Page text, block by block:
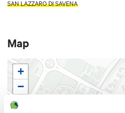
SAN LAZZARO DI SAVENA
Map
+
−